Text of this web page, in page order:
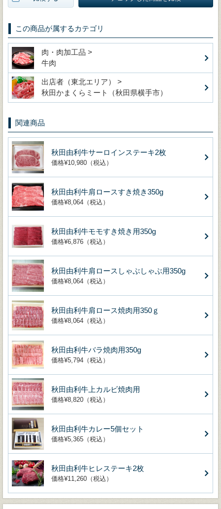
この商品が属するカテゴリ
肉・肉加工品 >
牛肉
出店者（東北エリア） >
秋田かまくらミート（秋田県横手市）
関連商品
秋田由利牛サーロインステーキ2枚
価格¥10,980（税込）
秋田由利牛肩ロースすき焼き350g
価格¥8,064（税込）
秋田由利牛モモすき焼き用350g
価格¥6,876（税込）
秋田由利牛肩ロースしゃぶしゃぶ用350g
価格¥8,064（税込）
秋田由利牛肩ロース焼肉用350ｇ
価格¥8,064（税込）
秋田由利牛バラ焼肉用350g
価格¥5,794（税込）
秋田由利牛上カルビ焼肉用
価格¥8,820（税込）
秋田由利牛カレー5個セット
価格¥5,365（税込）
秋田由利牛ヒレステーキ2枚
価格¥11,260（税込）